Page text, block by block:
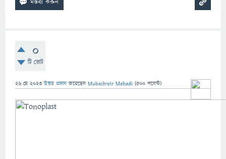
0
টি ভোট
26 মে 2023 উত্তর প্রদান করেছেন Mubashwir Mahadi (500 পয়েন্ট)